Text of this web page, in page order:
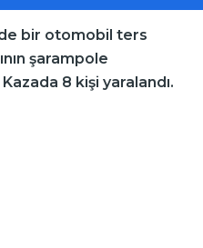
bir otomobil ters
şarampole
8 kişi yaralandı.